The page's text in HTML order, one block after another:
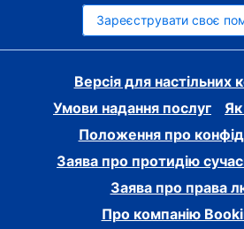
Зареєструвати своє
Версія для настільних
Умови надання послуг
Положення про
Заява про протидію
Заява про права
Про компанію